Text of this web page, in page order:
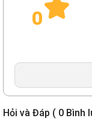
0
Hỏi và Đáp ( 0 Bình